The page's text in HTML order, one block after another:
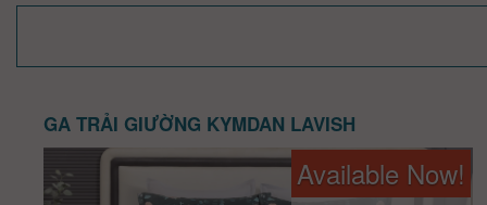
GA TRẢI GIƯỜNG KYMDAN LAVISH
Available Now!